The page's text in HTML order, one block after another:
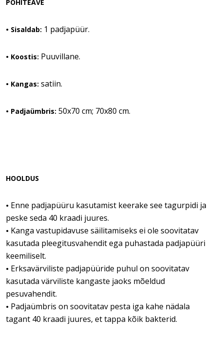
PÕHITEAVE
• Sisaldab: 1 padjapüür.
• Koostis: Puuvillane.
• Kangas: satiin.
• Padjaümbris: 50x70 cm; 70x80 cm.
HOOLDUS
• Enne padjapüüru kasutamist keerake see tagurpidi ja
peske seda 40 kraadi juures.
• Kanga vastupidavuse säilitamiseks ei ole soovitatav
kasutada pleegitusvahendit ega puhastada padjapüüri
keemiliselt.
• Erksavärviliste padjapüüride puhul on soovitatav
kasutada värviliste kangaste jaoks mõeldud
pesuvahendit.
• Padjaümbris on soovitatav pesta iga kahe nädala
tagant 40 kraadi juures, et tappa kõik bakterid.